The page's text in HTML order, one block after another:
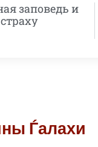
заповедь и
Ѓалахи